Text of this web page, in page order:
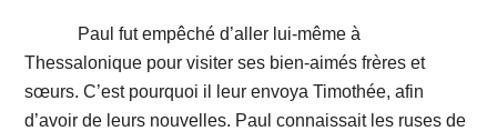
Paul fut empêché d’aller lui-même à
Thessalonique pour visiter ses bien-aimés frères et
sœurs. C’est pourquoi il leur envoya Timothée, afin
d’avoir de leurs nouvelles. Paul connaissait les ruses de